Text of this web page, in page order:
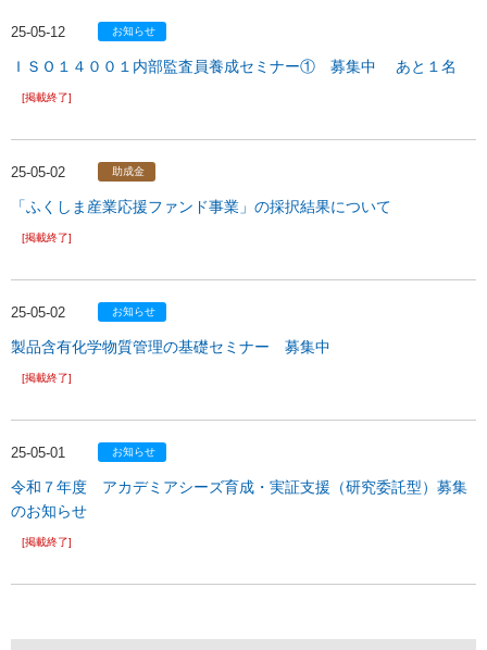
25-05-12 お知らせ
ＩＳＯ１４００１内部監査員養成セミナー① 募集中 あと１名
[掲載終了]
25-05-02 助成金
「ふくしま産業応援ファンド事業」の採択結果について
[掲載終了]
25-05-02 お知らせ
製品含有化学物質管理の基礎セミナー 募集中
[掲載終了]
25-05-01 お知らせ
令和７年度 アカデミアシーズ育成・実証支援（研究委託型）募集
のお知らせ
[掲載終了]